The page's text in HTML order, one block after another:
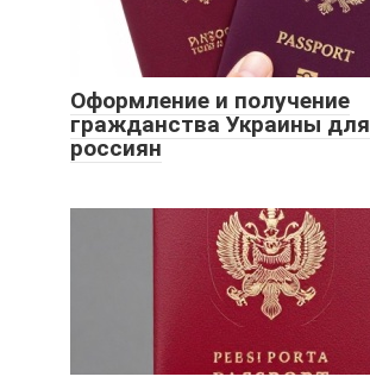
Оформление и получение
гражданства Украины для
россиян